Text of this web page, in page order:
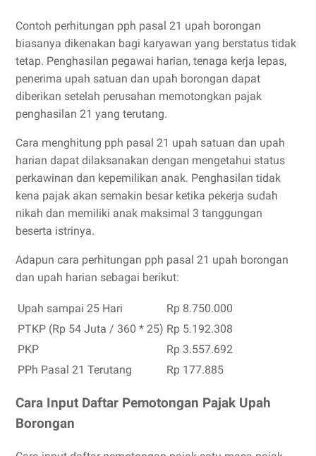
Contoh perhitungan pph pasal 21 upah borongan
biasanya dikenakan bagi karyawan yang berstatus tidak
tetap. Penghasilan pegawai harian, tenaga kerja lepas,
penerima upah satuan dan upah borongan dapat
diberikan setelah perusahan memotongkan pajak
penghasilan 21 yang terutang.
Cara menghitung pph pasal 21 upah satuan dan upah
harian dapat dilaksanakan dengan mengetahui status
perkawinan dan kepemilikan anak. Penghasilan tidak
kena pajak akan semakin besar ketika pekerja sudah
nikah dan memiliki anak maksimal 3 tanggungan
beserta istrinya.
Adapun cara perhitungan pph pasal 21 upah borongan
dan upah harian sebagai berikut:
Upah sampai 25 Hari
Rp 8.750.000
PTKP (Rp 54 Juta / 360 * 25) Rp 5.192.308
PKP
Rp 3.557.692
PPh Pasal 21 Terutang
Rp 177.885
Cara Input Daftar Pemotongan Pajak Upah
Borongan